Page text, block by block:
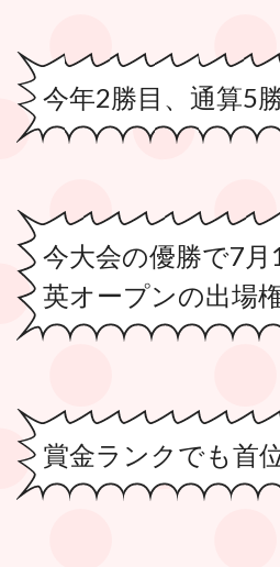
今年2勝目、通算5
今大会の優勝で7
英オープンの出場
賞金ランクでも首